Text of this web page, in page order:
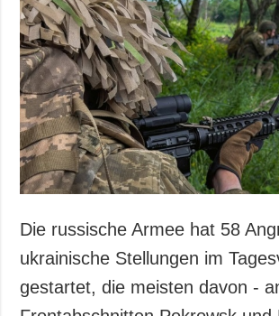
Die russische Armee hat 58
ukrainische Stellungen im
gestartet, die meisten davon -